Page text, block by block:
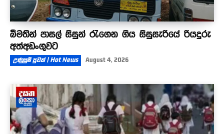
බීමතින් පාසල් සිසුන් රැගෙන ගිය සිසුසැරියේ රියදුරු
අත්අඩංගුවට
උණුසුම් පුවත් | Hot News August 4, 2026